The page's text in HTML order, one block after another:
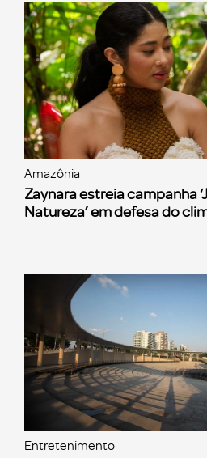
Amazônia
Zaynara estreia campanha
Natureza’ em defesa do
Entretenimento